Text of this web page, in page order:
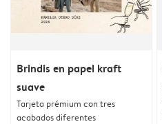
Brindis en papel kraft
suave
Tarjeta prémium con tres
acabados diferentes